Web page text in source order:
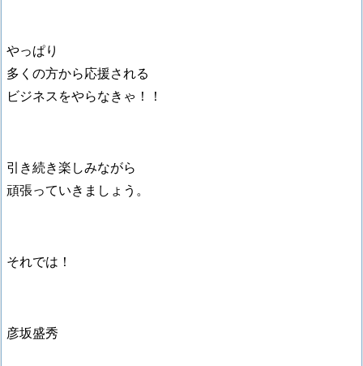
やっぱり
多くの方から応援される
ビジネスをやらなきゃ！！
引き続き楽しみながら
頑張っていきましょう。
それでは！
彦坂盛秀